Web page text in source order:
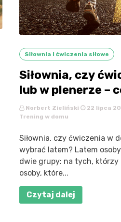
Siłownia i ćwiczenia siłowe
Siłownia, czy
lub w plenerze –
Norbert Zieliński 22 lipca
Trening w domu
Siłownia, czy ćwiczenia w
wybrać latem? Latem
dwie grupy: na tych, którzy
osoby, które...
Czytaj dalej